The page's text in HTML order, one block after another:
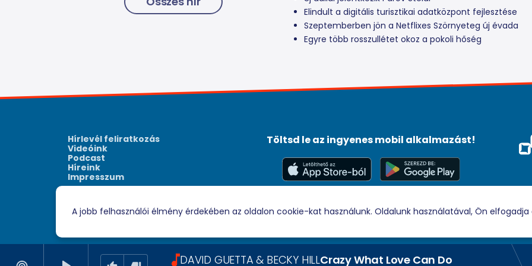
Elindult a digitális turisztikai adatközpont fejlesztése
Szeptemberben jön a Netflixes Szörnyeteg új évada
Egyre több rosszullétet okoz a pokoli hőség
Hírlevél feliratkozás
Videóink
Podcast
Híreink
Impresszum
Töltsd le az ingyenes mobil alkalmazást!
DAVID GUETTA & BECKY HILLCrazy What Love Can Do
A jobb felhasználói élmény érdekében az oldalon cookie-kat használunk. Oldalunk használatával, Ön